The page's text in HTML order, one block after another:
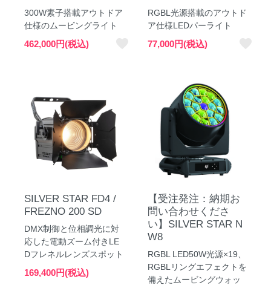
300W素子搭載アウトドア
仕様のムービングライト
462,000円(税込)
RGBL光源搭載のアウトド
ア仕様LEDパーライト
77,000円(税込)
SILVER STAR FD4 /
FREZNO 200 SD
DMX制御と位相調光に対
応した電動ズーム付きLE
Dフレネルレンズスポット
169,400円(税込)
【受注発注：納期お
問い合わせくださ
い】SILVER STAR N
W8
RGBL LED50W光源×19、
RGBLリングエフェクトを
備えたムービングウォッ